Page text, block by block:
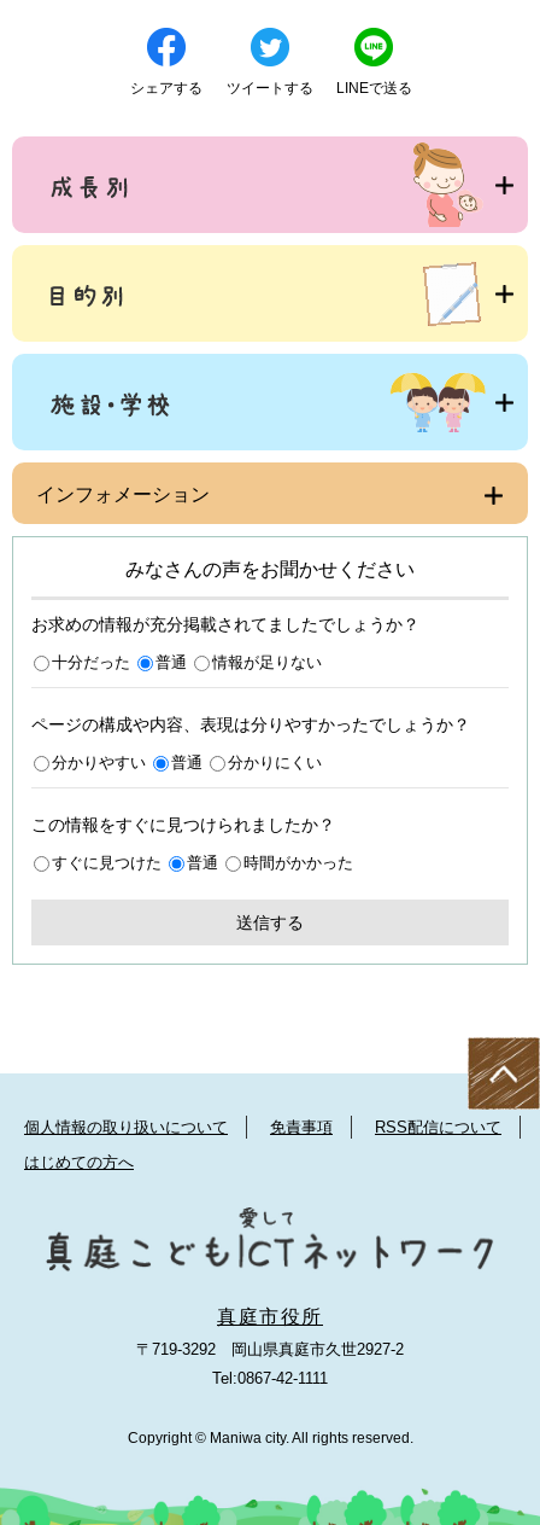
シェアする ツイートする LINEで送る
インフォメーション
みなさんの声をお聞かせください
お求めの情報が充分掲載されてましたでしょうか？
十分だった 普通 情報が足りない
ページの構成や内容、表現は分りやすかったでしょうか？
分かりやすい 普通 分かりにくい
この情報をすぐに見つけられましたか？
すぐに見つけた 普通 時間がかかった
個人情報の取り扱いについて 免責事項
RSS配信について
はじめての方へ
真庭市役所
〒719-3292 岡山県真庭市久世2927-2
Tel:0867-42-1111
Copyright © Maniwa city. All rights reserved.